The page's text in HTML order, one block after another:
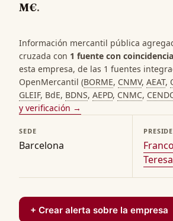
M€.
Información mercantil pública
cruzada con 1 fuente con
esta empresa, de las 1 fuentes
OpenMercantil (BORME, CNMV, AEAT,
GLEIF, BdE, BDNS, AEPD, CNMC,
y verificación →
SEDE
Barcelona
Teresa
+ Crear alerta sobre la empresa